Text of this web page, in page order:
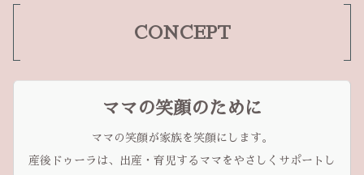
CONCEPT
ママの笑顔のために
ママの笑顔が家族を笑顔にします。
産後ドゥーラは、出産・育児するママをやさしくサポートし